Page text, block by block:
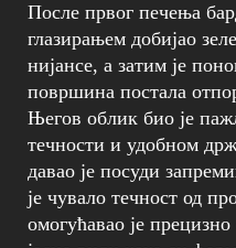
После првог печења
глазирањем добијао
нијансе, а затим је
површина постала
Његов облик био је
течности и удобном
давао је посуди
је чувало течност од
омогућавао је